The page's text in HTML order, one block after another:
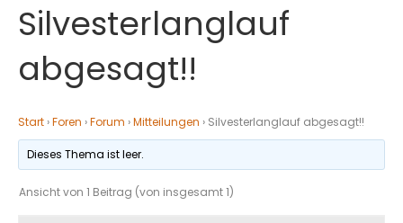
Silvesterlanglauf
abgesagt!!
Start ›Foren ›Forum ›Mitteilungen › Silvesterlanglauf abgesagt!!
Dieses Thema ist leer.
Ansicht von 1 Beitrag (von insgesamt 1)